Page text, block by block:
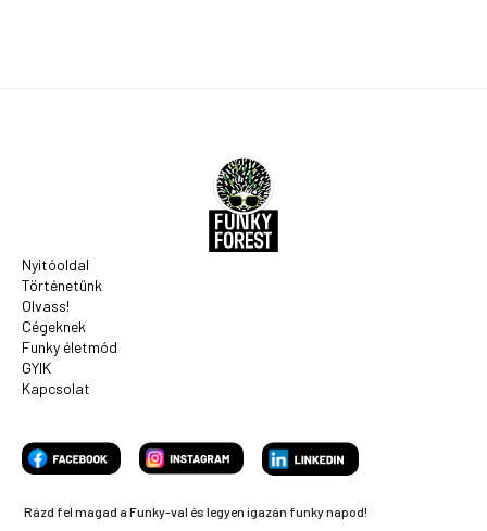
Nyitóoldal
Történetünk
Olvass!
Cégeknek
Funky életmód
GYIK
Kapcsolat
Rázd fel magad a Funky-val és legyen igazán funky napod!